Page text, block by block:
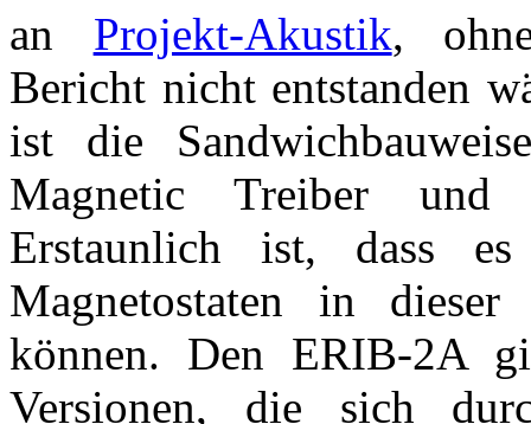
an Projekt-Akustik,
Bericht nicht entstanden
ist die
Magnetic Treiber und
Erstaunlich ist, dass
Magnetostaten in
können. Den ERIB-2A
Versionen, die sich